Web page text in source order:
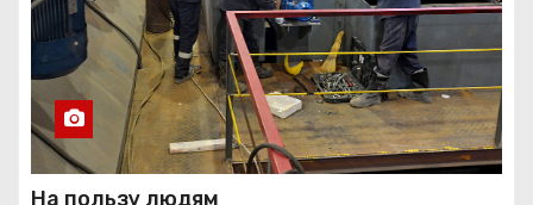
На пользу людям